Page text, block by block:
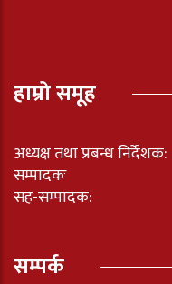
हाम्रो समूह
अध्यक्ष तथा प्रबन्ध निर्देशक:
सम्पादकः
सह-सम्पादक:
सम्पर्क